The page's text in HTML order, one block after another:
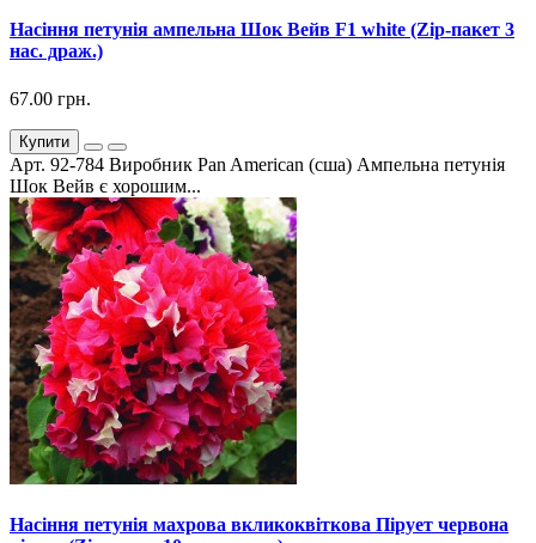
Насіння петунія ампельна Шок Вейв F1 white (Zip-пакет 3
нас. драж.)
67.00 грн.
Купити
Арт. 92-784 Виробник Pan American (сша) Ампельна петунія
Шок Вейв є хорошим...
Насіння петунія махрова вкликоквіткова Пірует червона